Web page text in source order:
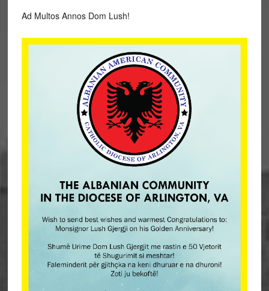
Ad Multos Annos Dom Lush!